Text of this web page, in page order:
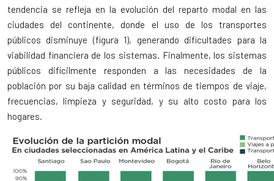
tendencia se refleja en la evolución del reparto modal en las
ciudades del continente, donde el uso de los transportes
públicos disminuye (figura 1), generando dificultades para la
viabilidad financiera de los sistemas. Finalmente, los sistemas
públicos difícilmente responden a las necesidades de la
población por su baja calidad en términos de tiempos de viaje,
frecuencias, limpieza y seguridad, y su alto costo para los
hogares.